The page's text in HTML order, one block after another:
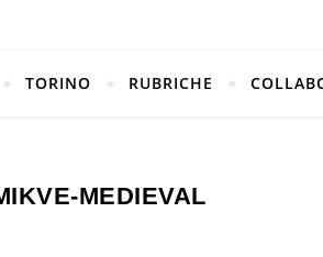
TORINO RUBRICHE
MEDIEVAL